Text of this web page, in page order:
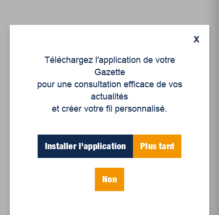
Arts de la parole : un
patrimoine de chez
X
Téléchargez l'application de votre
Gazette
pour une consultation efficace de vos
actualités
et créer votre fil personnalisé.
Installer l'application Plus tard
Non